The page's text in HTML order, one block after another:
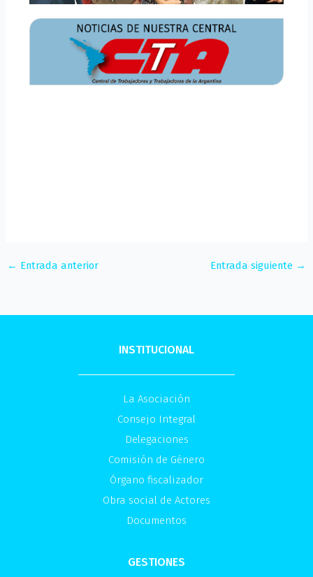
← Entrada anterior Entrada siguiente →
INSTITUCIONAL
La Asociación
Consejo Integral
Delegaciones
Comisión de Género
Órgano fiscalizador
Obra social de Actores
Documentos
GESTIONES